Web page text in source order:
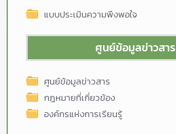
แบบประเมินความพึงพอใจ
ศูนย์ข้อมูลข่าวสาร
ศูนย์ข้อมูลข่าวสาร
กฎหมายที่เกี่ยวข้อง
องค์กรแห่งการเรียนรู้